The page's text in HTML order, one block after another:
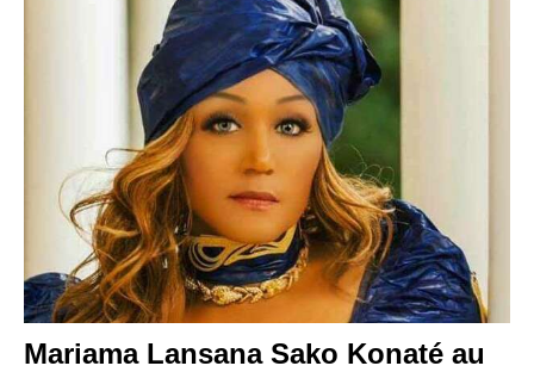
Mariama Lansana Sako Konaté au